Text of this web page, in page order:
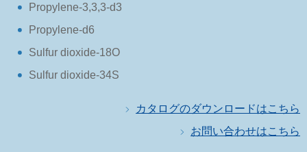
Propylene-3,3,3-d3
Propylene-d6
Sulfur dioxide-18O
Sulfur dioxide-34S
カタログのダウンロードはこちら
お問い合わせはこちら